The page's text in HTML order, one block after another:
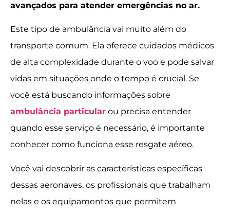
avançados para atender emergências no ar.
Este tipo de ambulância vai muito além do
transporte comum. Ela oferece cuidados médicos
de alta complexidade durante o voo e pode salvar
vidas em situações onde o tempo é crucial. Se
você está buscando informações sobre
ambulância particular ou precisa entender
quando esse serviço é necessário, é importante
conhecer como funciona esse resgate aéreo.
Você vai descobrir as características específicas
dessas aeronaves, os profissionais que trabalham
nelas e os equipamentos que permitem